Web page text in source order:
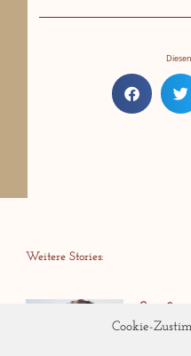
Cookie-
Weitere Stories: